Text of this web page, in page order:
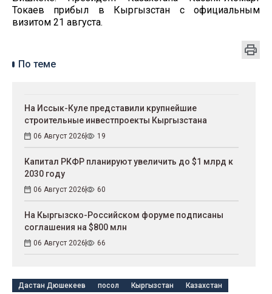
Токаев прибыл в Кыргызстан с официальным
визитом 21 августа.
По теме
На Иссык-Куле представили крупнейшие
строительные инвестпроекты Кыргызстана
06 Август 2026 19
Капитал РКФР планируют увеличить до $1 млрд к
2030 году
06 Август 2026 60
На Кыргызско-Российском форуме подписаны
соглашения на $800 млн
06 Август 2026 66
Дастан Дюшекеев посол Кыргызстан Казахстан